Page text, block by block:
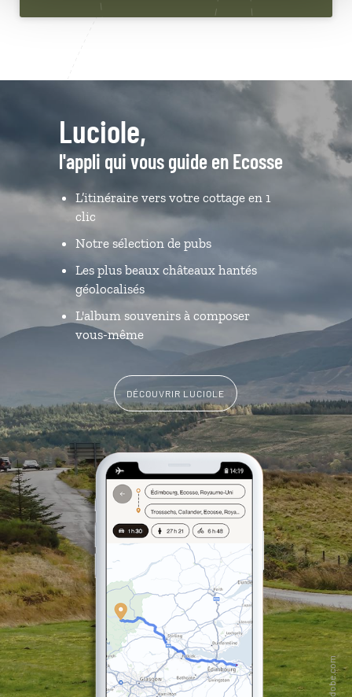
Luciole,
l'appli qui vous guide en Ecosse
L’itinéraire vers votre cottage en 1
clic
Notre sélection de pubs
Les plus beaux châteaux hantés
géolocalisés
L'album souvenirs à composer
vous-même
DÉCOUVRIR LUCIOLE